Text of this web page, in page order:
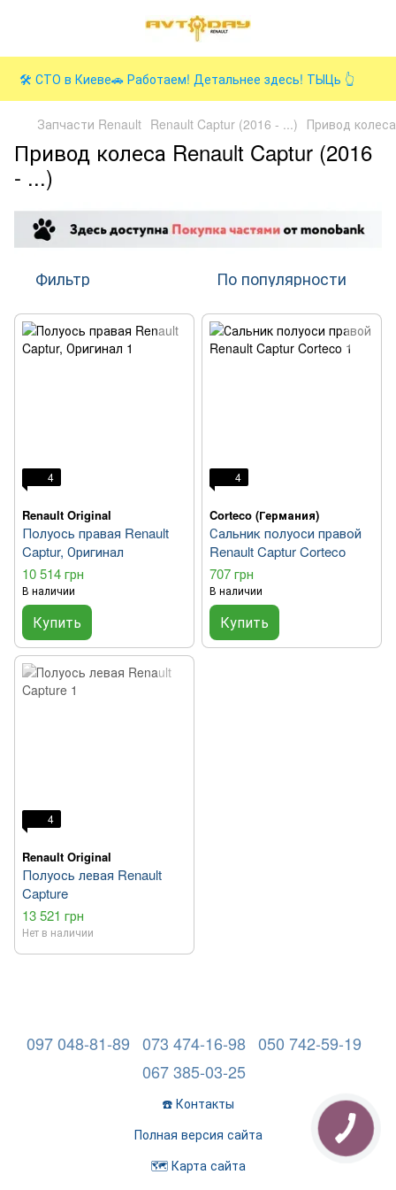
🛠️ СТО в Киеве🚗 Работаем! Детальнее здесь! ТЫЦь 👆
Запчасти Renault Renault Captur (2016 - ...) Привод колеса
Привод колеса Renault Captur (2016
- ...)
Фильтр По популярности
4
Renault Original
Полуось правая Renault
Captur, Оригинал
10 514 грн
В наличии
Купить
4
Corteco (Германия)
Сальник полуоси правой
Renault Captur Corteco
707 грн
В наличии
Купить
4
Renault Original
Полуось левая Renault
Capture
13 521 грн
Нет в наличии
097 048-81-89 073 474-16-98 050 742-59-19
067 385-03-25
☎️ Контакты
Полная версия сайта
🗺️ Карта сайта